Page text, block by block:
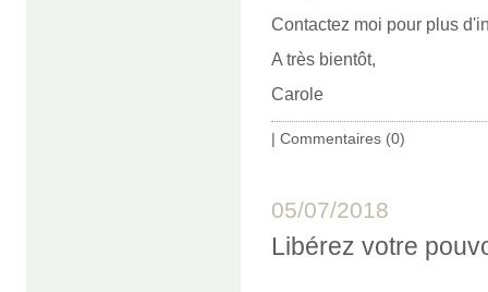
Contactez moi pour plus
A très bientôt,
Carole
| Commentaires (0)
05/07/2018
Libérez votre